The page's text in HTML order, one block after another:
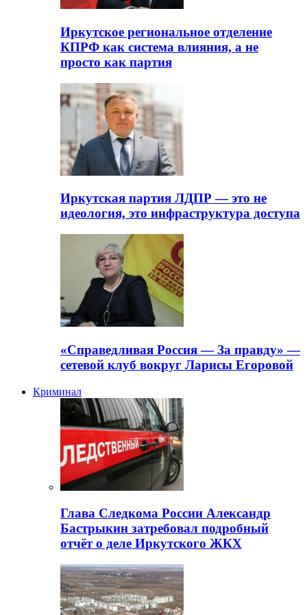
Иркутское региональное отделение
КПРФ как система влияния, а не
просто как партия
Иркутская партия ЛДПР — это не
идеология, это инфраструктура доступа
«Справедливая Россия — За правду» —
сетевой клуб вокруг Ларисы Егоровой
Криминал
Глава Следкома России Александр
Бастрыкин затребовал подробный
отчёт о деле Иркутского ЖКХ